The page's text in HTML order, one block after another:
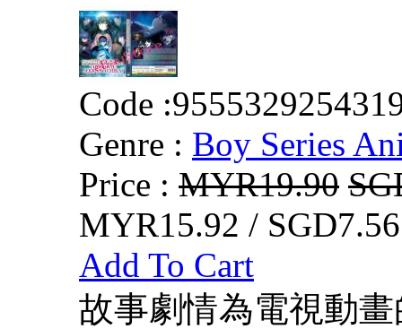
Code :
Genre : Boy Series
Price : MYR19.90
MYR15.92 /
Add To Cart
故事劇情為電視動